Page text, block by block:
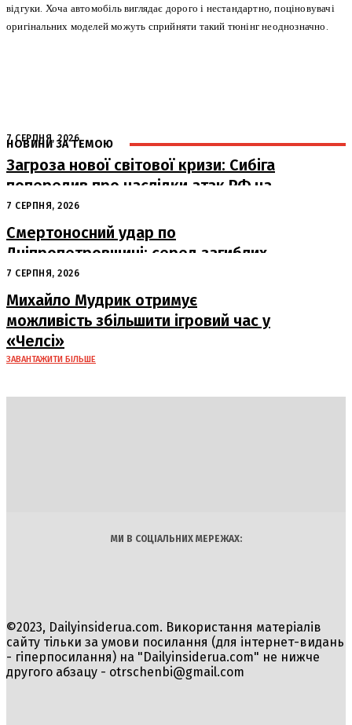
відгуки. Хоча автомобіль виглядає дорого і нестандартно, поціновувачі
оригінальних моделей можуть сприйняти такий тюнінг неоднозначно.
НОВИНИ ЗА ТЕМОЮ
7 СЕРПНЯ, 2026
Загроза нової світової кризи: Сибіга
попередив про наслідки атак РФ на
судна
7 СЕРПНЯ, 2026
Смертоносний удар по
Дніпропетровщині: серед загиблих
– працівники «Укрпошти»
7 СЕРПНЯ, 2026
Михайло Мудрик отримує
можливість збільшити ігровий час у
«Челсі»
ЗАВАНТАЖИТИ БІЛЬШЕ
МИ В СОЦІАЛЬНИХ МЕРЕЖАХ:
©2023, Dailyinsiderua.com. Використання матеріалів
сайту тільки за умови посилання (для інтернет-видань
- гіперпосилання) на "Dailyinsiderua.com" не нижче
другого абзацу - otrschenbi@gmail.com